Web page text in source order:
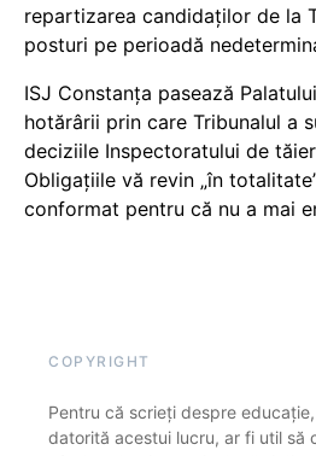
repartizarea candidaților de la
posturi pe perioadă
ISJ Constanța pasează
hotărârii prin care Tribunalul a
deciziile Inspectoratului de
Obligațiile vă revin „în
conformat pentru că nu a mai
COPYRIGHT
Pentru că scrieți despre
datorită acestui lucru, ar fi util să